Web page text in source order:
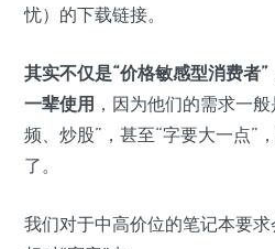
忧）的下载链接。
其实不仅是“价格敏感型消费者”
一辈使用 ，因为他们的需求一
频、炒股”，甚至“字要大一点”
了。
我们对于中高价位的笔记本要